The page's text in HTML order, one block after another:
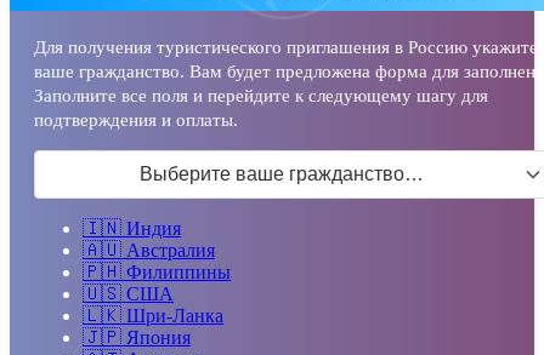
Для получения туристического приглашения в Россию укажите
ваше гражданство. Вам будет предложена форма для
Заполните все поля и перейдите к следующему шагу для
подтверждения и оплаты.
Выберите ваше гражданство…
🇮🇳 Индия
🇦🇺 Австралия
🇵🇭 Филиппины
🇺🇸 США
🇱🇰 Шри-Ланка
🇯🇵 Япония